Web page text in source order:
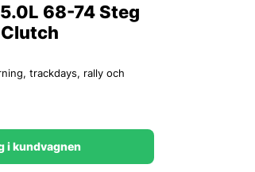
68-74 Steg
trackdays, rally och
i kundvagnen